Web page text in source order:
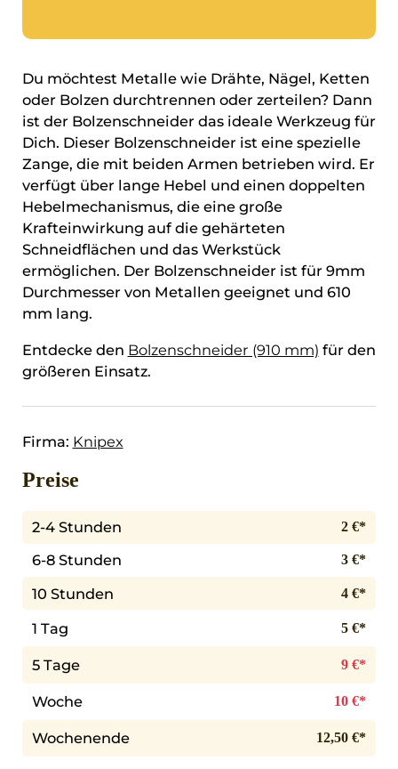
Du möchtest Metalle wie Drähte, Nägel, Ketten
oder Bolzen durchtrennen oder zerteilen? Dann
ist der Bolzenschneider das ideale Werkzeug für
Dich. Dieser Bolzenschneider ist eine spezielle
Zange, die mit beiden Armen betrieben wird. Er
verfügt über lange Hebel und einen doppelten
Hebelmechanismus, die eine große
Krafteinwirkung auf die gehärteten
Schneidflächen und das Werkstück
ermöglichen. Der Bolzenschneider ist für 9mm
Durchmesser von Metallen geeignet und 610
mm lang.
Entdecke den Bolzenschneider (910 mm) für den
größeren Einsatz.
Firma: Knipex
Preise
2-4 Stunden 2 €*
6-8 Stunden 3 €*
10 Stunden 4 €*
1 Tag 5 €*
5 Tage 9 €*
Woche 10 €*
Wochenende 12,50 €*